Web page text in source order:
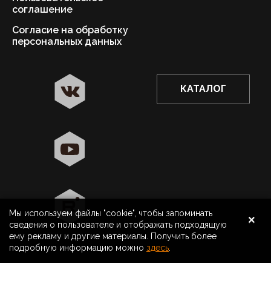
8 800 500 40 40 Санкт-Петербург
Да
Поиск
соглашение
Согласие на обработку
персональных данных
КАТАЛОГ
Мы используем файлы "cookie", чтобы запоминать
сведения о пользователе и отображать подходящую
ему рекламу и другие материалы. Получить более
подробную информацию можно здесь
×